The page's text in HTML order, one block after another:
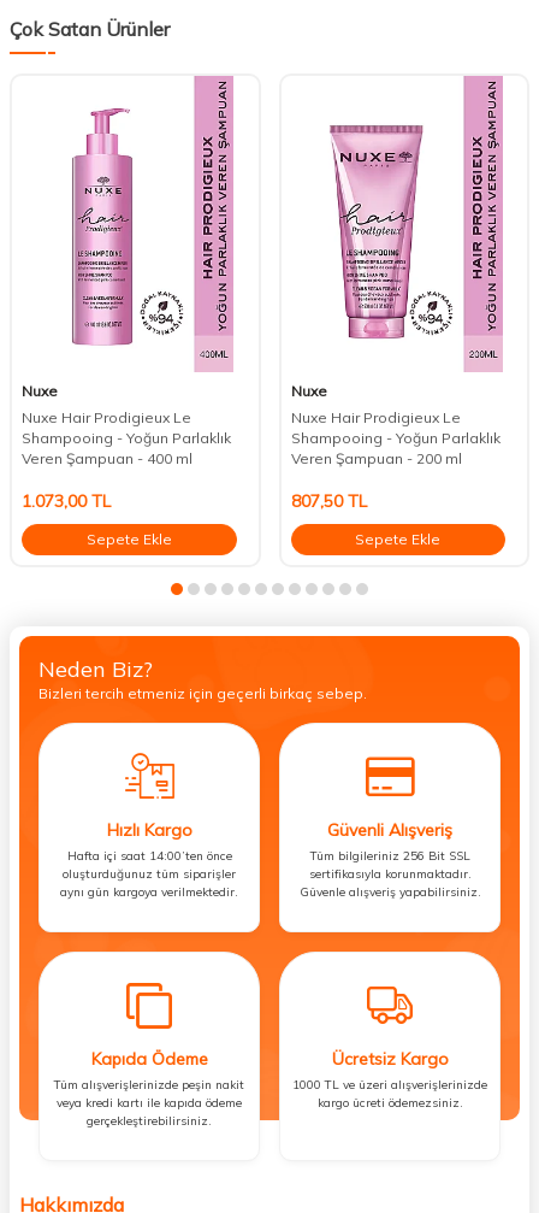
Çok Satan Ürünler
Nuxe
Nuxe Hair Prodigieux Le
Shampooing - Yoğun Parlaklık
Veren Şampuan - 400 ml
1.073,00TL
Sepete Ekle
Nuxe
Nuxe Hair Prodigieux Le
Shampooing - Yoğun Parlaklık
Veren Şampuan - 200 ml
807,50TL
Sepete Ekle
Neden Biz?
Bizleri tercih etmeniz için geçerli birkaç sebep.
Hızlı Kargo
Hafta içi saat 14:00’ten önce
oluşturduğunuz tüm siparişler
aynı gün kargoya verilmektedir.
Güvenli Alışveriş
Tüm bilgileriniz 256 Bit SSL
sertifikasıyla korunmaktadır.
Güvenle alışveriş yapabilirsiniz.
Kapıda Ödeme
Tüm alışverişlerinizde peşin nakit
veya kredi kartı ile kapıda ödeme
gerçekleştirebilirsiniz.
Ücretsiz Kargo
1000 TL ve üzeri alışverişlerinizde
kargo ücreti ödemezsiniz.
Hakkımızda